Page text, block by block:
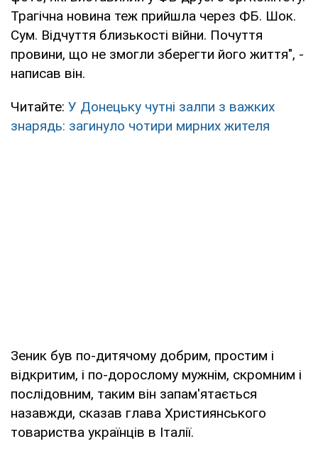
Трагічна новина теж прийшла через ФБ. Шок.
Сум. Відчуття близькості війни. Почуття
провини, що не змогли зберегти його життя", -
написав він.
Читайте: У Донецьку чутні залпи з важких
знарядь: загинуло чотири мирних жителя
Зеник був по-дитячому добрим, простим і
відкритим, і по-дорослому мужнім, скромним і
послідовним, таким він запам'ятається
назавжди, сказав глава Християнського
товариства українців в Італії.